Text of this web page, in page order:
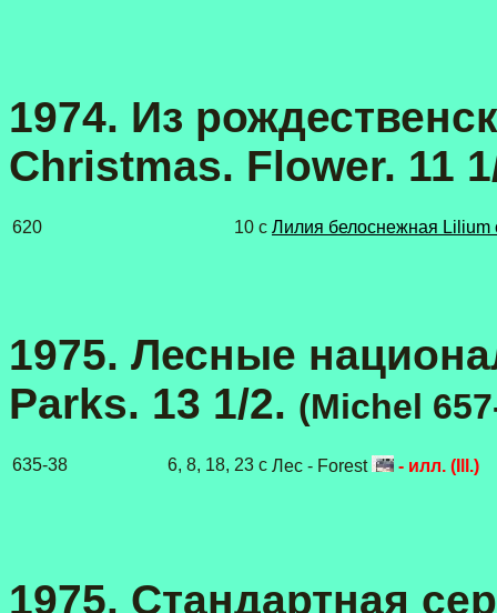
1974. Из
Christmas. Flower. 11
620 10 с Лилия белоснежная Lilium
1975. Лесные
Parks. 13 1/2. (Michel
635-38 6, 8, 18, 23 с Лес - Forest - илл. (Ill.)
1975. Стандартная